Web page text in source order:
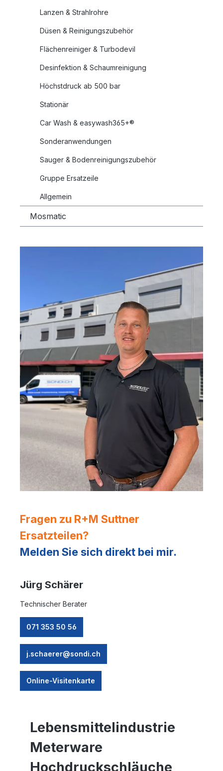
Lanzen & Strahlrohre
Düsen & Reinigungszubehör
Flächenreiniger & Turbodevil
Desinfektion & Schaumreinigung
Höchstdruck ab 500 bar
Stationär
Car Wash & easywash365+®
Sonderanwendungen
Sauger & Bodenreinigungszubehör
Gruppe Ersatzeile
Allgemein
Mosmatic
Fragen zu R+M Suttner
Ersatzteilen?
Melden Sie sich direkt bei mir.
Jürg Schärer
Technischer Berater
071 353 50 56
j.schaerer@sondi.ch
Online-Visitenkarte
Lebensmittelindustrie
Meterware
Hochdruckschläuche